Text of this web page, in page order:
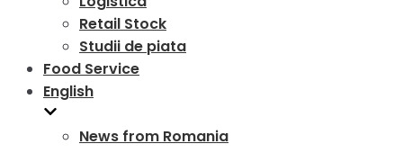
Retail Stock
Studii de piata
Food Service
English
News from Romania